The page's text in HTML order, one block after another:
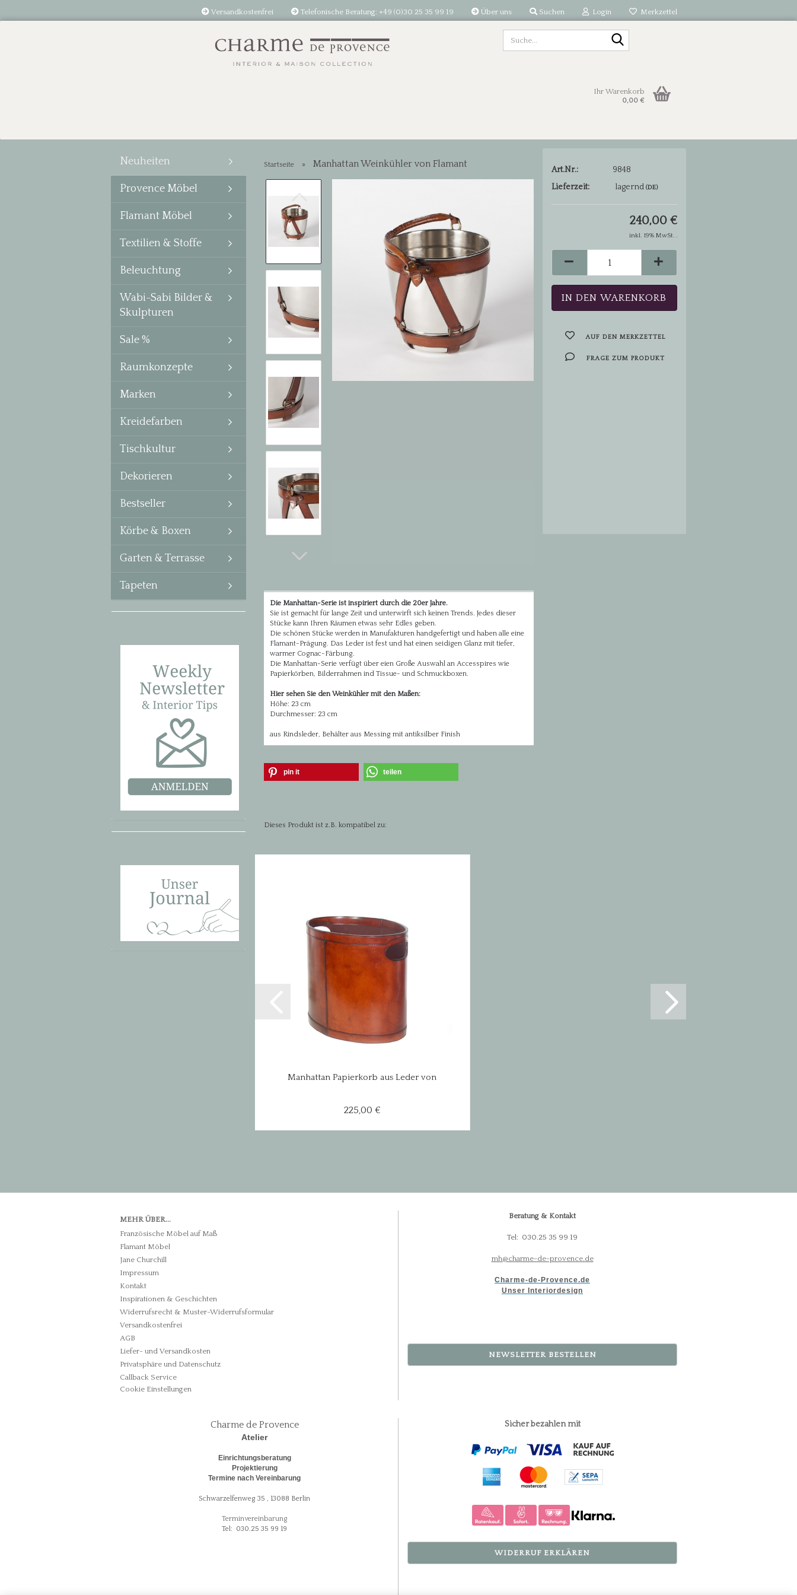
Versandkostenfrei Telefonische Beratung: +49 (0)30 25 35 99 19 Über uns Suchen Login Merkzettel
Ihr Warenkorb
0,00 €
Startseite » Manhattan Weinkühler von Flamant
Art.Nr.:
9848
Lieferzeit:
lagernd(DE)
240,00 €
inkl. 19% MwSt. .
AUF DEN MERKZETTEL
FRAGE ZUM PRODUKT
Die Manhattan-Serie ist inspiriert durch die 20er Jahre.
Sie ist gemacht für lange Zeit und unterwirft sich keinen Trends. Jedes dieser
Stücke kann Ihren Räumen etwas sehr Edles geben.
Die schönen Stücke werden in Manufakturen handgefertigt und haben alle eine
Flamant-Prägung. Das Leder ist fest und hat einen seidigen Glanz mit tiefer,
warmer Cognac-Färbung.
Die Manhattan-Serie verfügt über eien Große Auswahl an Accesspires wie
Papierkörben, Bilderrahmen ind Tissue- und Schmuckboxen.
Hier sehen Sie den Weinkühler mit den Maßen:
Höhe: 23 cm
Durchmesser: 23 cm
aus Rindsleder, Behälter aus Messing mit antiksilber Finish
pin it teilen
Dieses Produkt ist z.B. kompatibel zu:
Manhattan Papierkorb aus Leder von
225,00 €
Neuheiten
Provence Möbel
Flamant Möbel
Textilien & Stoffe
Beleuchtung
Wabi-Sabi Bilder &
Skulpturen
Sale %
Raumkonzepte
Marken
Kreidefarben
Tischkultur
Dekorieren
Bestseller
Körbe & Boxen
Garten & Terrasse
Tapeten
MEHR ÜBER...
Französische Möbel auf Maß
Flamant Möbel
Jane Churchill
Impressum
Kontakt
Inspirationen & Geschichten
Widerrufsrecht & Muster-Widerrufsformular
Versandkostenfrei
AGB
Liefer- und Versandkosten
Privatsphäre und Datenschutz
Callback Service
Cookie Einstellungen
Beratung & Kontakt
Tel: 030.25 35 99 19
mh@charme-de-provence.de
Charme-de-Provence.de
Unser Interiordesign
NEWSLETTER BESTELLEN
Charme de Provence
Atelier
Einrichtungsberatung
Projektierung
Termine nach Vereinbarung
Schwarzelfenweg 35 , 13088 Berlin
Terminvereinbarung
Tel: 030.25 35 99 19
Sicher bezahlen mit
WIDERRUF ERKLÄREN